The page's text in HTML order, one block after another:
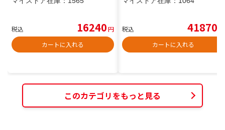
税込 16240円
カートに入れる
税込 41870
カートに入れる
このカテゴリをもっと見る